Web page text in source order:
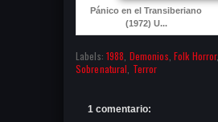
Pánico en el Transiberiano
(1972) U...
Labels: 1988 Demonios Folk Horror,
Sobrenatural Terror
1 comentario: